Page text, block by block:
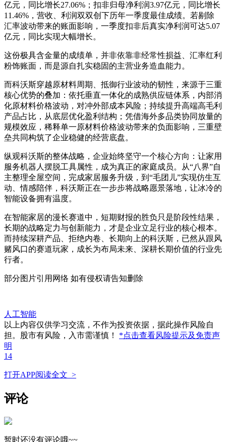
亿元，同比增长27.06%；扣非归母净利润3.97亿元，同比增长
11.46%，营收、利润双双创下历年一季度最佳成绩。若剔除
汇率波动带来的账面影响，一季度扣非后真实净利润可达5.07
亿元，同比实现大幅增长。
这份极具含金量的成绩单，并非依靠非经常性损益、汇率红利
粉饰账面，而是源自扎实稳固的主营业务造血能力。
而科沃斯穿越原材料周期、抵御行业波动的韧性，来源于三重
核心优势的叠加：依托垂直一体化的成熟供应链体系，内部消
化原材料价格波动，对冲外部成本风险；持续提升高端高毛利
产品占比，从底层优化盈利结构；凭借海外多品类协同放量的
规模效应，稀释单一原材料价格波动带来的负面影响，三重壁
垒共同构筑了企业稳健的经营底盘。
纵观科沃斯的整体战略，企业始终坚守一个核心方向：让家用
服务机器人摆脱工具属性，成为真正的家庭成员。从“八界”自
主整理全屋空间，完成家居服务升级，到“毛团儿”实现仿生互
动、情感陪伴，科沃斯正在一步步将战略愿景落地，让冰冷的
智能设备拥有温度。
在智能家居的漫长赛道中，短期财报的胜负只是阶段性结果，
长期的战略定力与创新能力，才是企业立足行业的核心根本。
而持续深耕产品、拒绝内卷、长期向上的科沃斯，已然从跟风
赌风口的赛道玩家，成长为布局未来、深耕长期价值的行业先
行者。
部分图片引用网络 如有侵权请告知删除
人工智能
以上内容仅供学习交流，不作为投资依据，据此操作风险自
担。股市有风险，入市需谨慎！ *点击查看风险提示及免责声
明
14
打开APP阅读全文 >
评论
暂时还没有评论哦~~